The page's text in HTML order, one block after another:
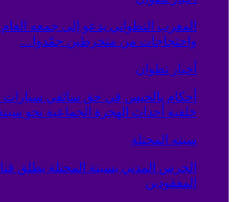
المغرب التطواني يدعو إلى جمعه
واحتجاجات من منخرطين جمّدوا…
أخبار تطوان
أحكام بالحبس في حق سائقي سيارات
خلفية أحداث الهجرة الجماعية نحو
سبته المحتلة
الحرس المدني بسبتة المحتلة يطلق
المفقودين